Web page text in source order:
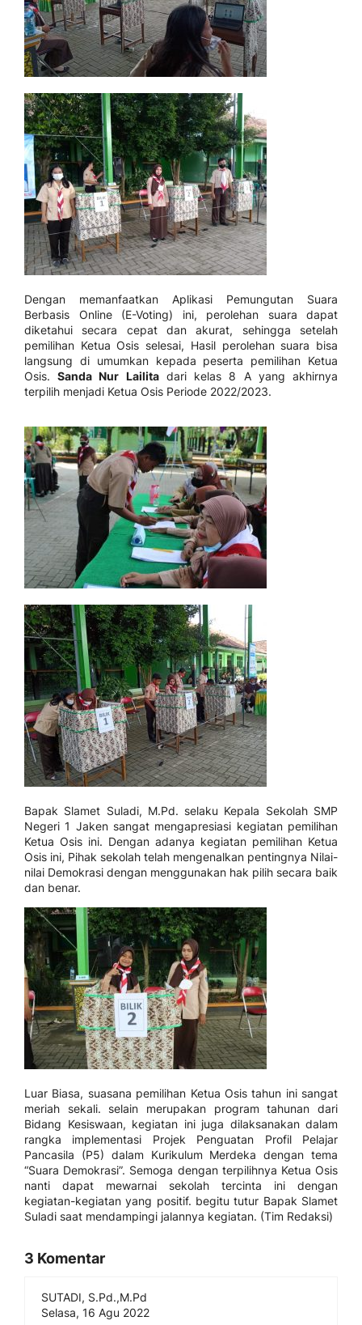
Dengan memanfaatkan Aplikasi Pemungutan Suara
Berbasis Online (E-Voting) ini, perolehan suara dapat
diketahui secara cepat dan akurat, sehingga setelah
pemilihan Ketua Osis selesai, Hasil perolehan suara bisa
langsung di umumkan kepada peserta pemilihan Ketua
Osis.Sanda Nur Lailitadari kelas 8 A yang akhirnya
terpilih menjadi Ketua Osis Periode 2022/2023.
Bapak Slamet Suladi, M.Pd. selaku Kepala Sekolah SMP
Negeri 1 Jaken sangat mengapresiasi kegiatan pemilihan
Ketua Osis ini. Dengan adanya kegiatan pemilihan Ketua
Osis ini, Pihak sekolah telah mengenalkan pentingnya Nilai-
nilai Demokrasi dengan menggunakan hak pilih secara baik
dan benar.
Luar Biasa, suasana pemilihan Ketua Osis tahun ini sangat
meriah sekali. selain merupakan program tahunan dari
Bidang Kesiswaan, kegiatan ini juga dilaksanakan dalam
rangka implementasi Projek Penguatan Profil Pelajar
Pancasila (P5) dalam Kurikulum Merdeka dengan tema
“Suara Demokrasi”. Semoga dengan terpilihnya Ketua Osis
nanti dapat mewarnai sekolah tercinta ini dengan
kegiatan-kegiatan yang positif. begitu tutur Bapak Slamet
Suladi saat mendampingi jalannya kegiatan. (Tim Redaksi)
3 Komentar
SUTADI, S.Pd.,M.Pd
Selasa, 16 Agu 2022